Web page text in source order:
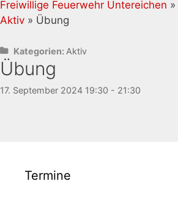
Freiwillige Feuerwehr Untereichen »
Aktiv » Übung
Kategorien: Aktiv
Übung
17. September 2024 19:30 - 21:30
Termine